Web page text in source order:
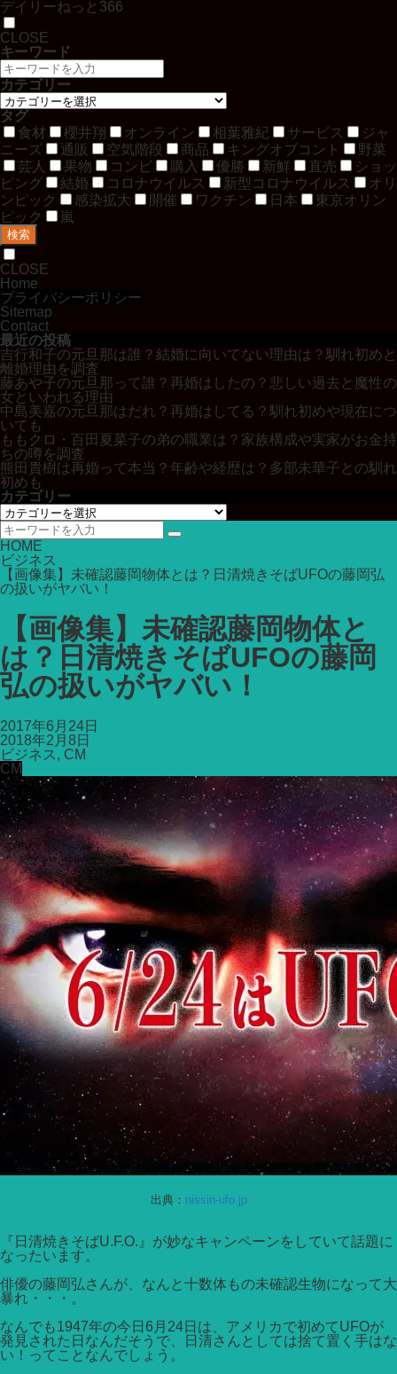
デイリーねっと366
CLOSE
キーワード
カテゴリー
タグ
食材
櫻井翔 オンライン 相葉雅紀 サービス
ジャ
ニーズ
通販 空気階段 商品 キングオブコント
野菜
芸人
果物 コンビ 購入 優勝 新鮮 直売
ショッ
ピング
結婚 コロナウイルス 新型コロナウイルス
オリ
ンピック
感染拡大 開催 ワクチン 日本
東京オリン
ピック
嵐
検索
CLOSE
Home
プライバシーポリシー
Sitemap
Contact
最近の投稿
吉行和子の元旦那は誰？結婚に向いてない理由は？馴れ初めと
離婚理由を調査
藤あや子の元旦那って誰？再婚はしたの？悲しい過去と魔性の
女といわれる理由
中島美嘉の元旦那はだれ？再婚はしてる？馴れ初めや現在につ
いても
ももクロ・百田夏菜子の弟の職業は？家族構成や実家がお金持
ちの噂を調査
熊田貴樹は再婚って本当？年齢や経歴は？多部未華子との馴れ
初めも
カテゴリー
カ
テ
ゴ
リ
ー
HOME
ビジネス
【画像集】未確認藤岡物体とは？日清焼きそばUFOの藤岡弘
の扱いがヤバい！
【画像集】未確認藤岡物体と
は？日清焼きそばUFOの藤岡
弘の扱いがヤバい！
2017年6月24日
2018年2月8日
ビジネス , CM
CM
出典： nissin-ufo.jp
『日清焼きそばU.F.O.』が妙なキャンペーンをしていて話題に
なったいます。
俳優の藤岡弘さんが、なんと十数体もの未確認生物になって大
暴れ・・・。
なんでも1947年の今日6月24日は、アメリカで初めてUFOが
発見された日なんだそうで、日清さんとしては捨て置く手はな
い！ってことなんでしょう。